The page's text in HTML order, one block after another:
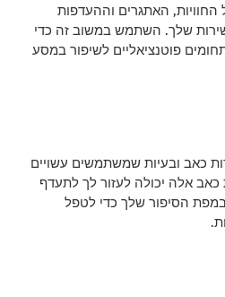
האתגרים וההעדפות
שלך. השתמש במשוב זה כדי
פוטנציאליים לשיפור במסע
כאב ובעיות שמשתמשים עשויים
כאב אלה יכולה לעזור לך לתעדף
במפת הסיפור שלך כדי לטפל